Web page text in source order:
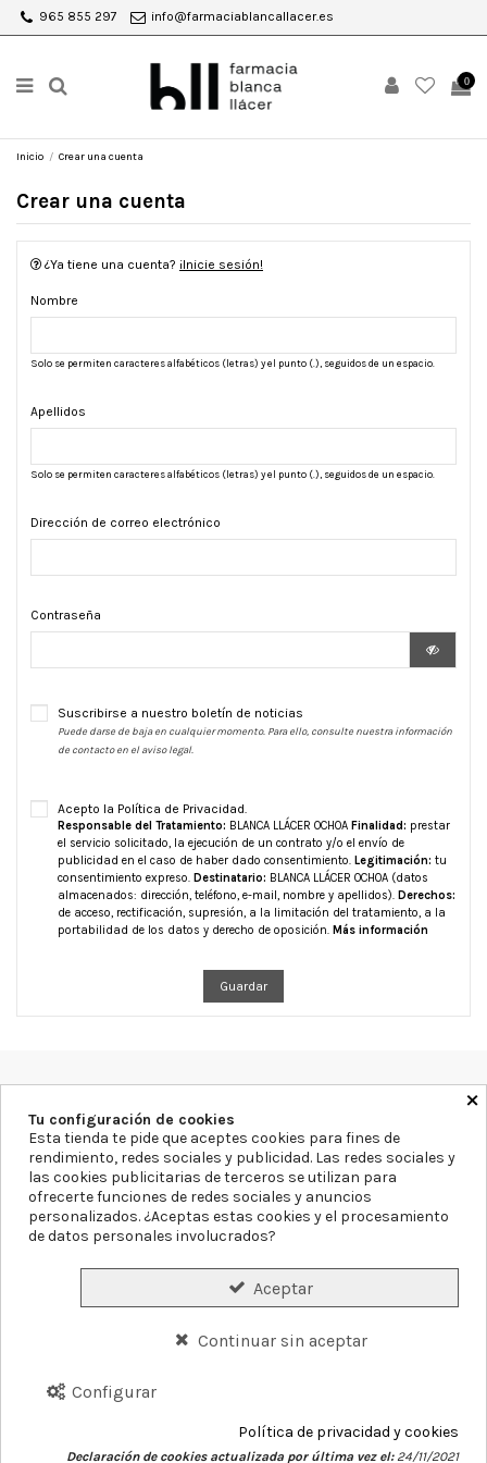
965 855 297 info@farmaciablancallacer.es
0
Inicio Crear una cuenta
Crear una cuenta
¿Ya tiene una cuenta? ¡Inicie sesión!
Nombre
Solo se permiten caracteres alfabéticos (letras) y el punto (.), seguidos de un espacio.
Apellidos
Solo se permiten caracteres alfabéticos (letras) y el punto (.), seguidos de un espacio.
Dirección de correo electrónico
Contraseña
Suscribirse a nuestro boletín de noticias
Puede darse de baja en cualquier momento. Para ello, consulte nuestra información
de contacto en el aviso legal.
Acepto la Política de Privacidad.
Responsable del Tratamiento: BLANCA LLÁCER OCHOA Finalidad: prestar
el servicio solicitado, la ejecución de un contrato y/o el envío de
publicidad en el caso de haber dado consentimiento. Legitimación: tu
consentimiento expreso. Destinatario: BLANCA LLÁCER OCHOA (datos
almacenados: dirección, teléfono, e-mail, nombre y apellidos). Derechos:
de acceso, rectificación, supresión, a la limitación del tratamiento, a la
portabilidad de los datos y derecho de oposición. Más información
Guardar
Farmacia Blanca Llacer
965855297
info@farmaciablancallacer.es
Aviso legal Política de Privacidad
Política de Cookies
Declaración de accesibilidad
Mapa del sitio
Garantías y Devoluciones
Conócenos Servicios Blog Contacto
© 2026Farmacia Blanca Llacer.
×
Tu configuración de cookies
Esta tienda te pide que aceptes cookies para fines de
rendimiento, redes sociales y publicidad. Las redes sociales y
las cookies publicitarias de terceros se utilizan para
ofrecerte funciones de redes sociales y anuncios
personalizados. ¿Aceptas estas cookies y el procesamiento
de datos personales involucrados?
Aceptar
Continuar sin aceptar
Configurar
Política de privacidad y cookies
Declaración de cookies actualizada por última vez el:24/11/2021